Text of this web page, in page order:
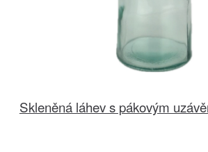
Skleněná láhev s pákovým